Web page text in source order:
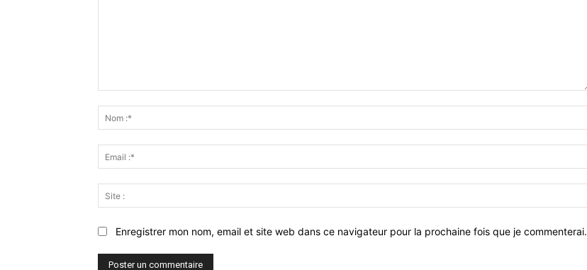
Enregistrer mon nom, email et site web dans ce navigateur pour la prochaine fois que je commenterai.